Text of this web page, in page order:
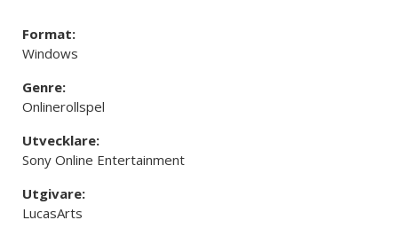
Format:
Windows
Genre:
Onlinerollspel
Utvecklare:
Sony Online Entertainment
Utgivare:
LucasArts